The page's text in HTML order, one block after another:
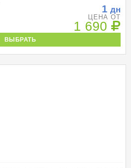
1 дн
ЦЕНА ОТ
1 690
ВЫБРАТЬ